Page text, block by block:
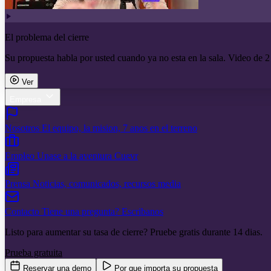
El problema del cierre
Su propuesta habla por usted cuando ya no esta en la sala. Video de
Ver
Nosotros El equipo, la mision, 7 anos en el terreno
Empleo Unase a la aventura Cuevr
Prensa Noticias, comunicados, recursos media
Contacto Tiene una pregunta? Escribanos
Listo para aumentar su tasa de cierre? Pruebe gratis durante 14 dias.
Prueba gratuita
Reservar una demo Por que importa su propuesta